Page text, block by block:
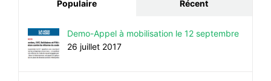
Populaire Récent
Demo-Appel à mobilisation le 12 septembre
26 juillet 2017